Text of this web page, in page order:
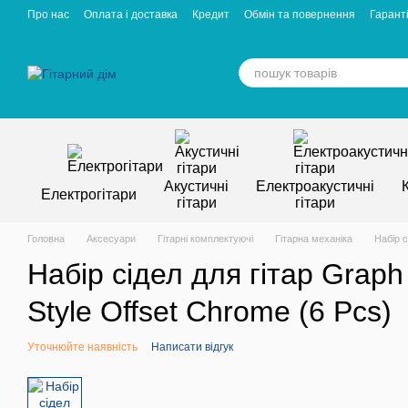
Перейти к основному контенту
Про нас Оплата і доставка Кредит Обмін та повернення
Електрогітари
Акустичні
гітари
Електроакустичні
гітари
Головна Аксесуари Гітарні комплектуючі Гітарна механіка Набір
Набір сідел для гітар
Style Offset Chrome (6 Pcs)
Уточнюйте наявність Написати відгук